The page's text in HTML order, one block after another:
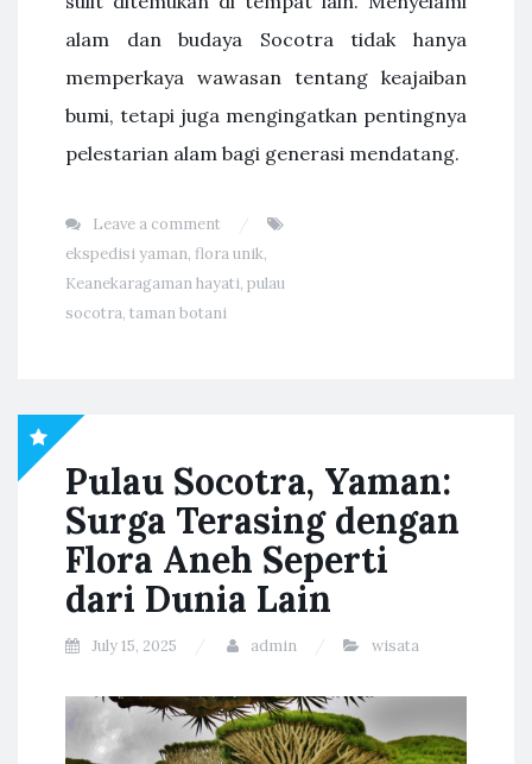
alam dan budaya Socotra tidak hanya
memperkaya wawasan tentang keajaiban
bumi, tetapi juga mengingatkan pentingnya
pelestarian alam bagi generasi mendatang.
Leave a comment
ekspedisi yaman, flora unik,
Keanekaragaman hayati, pulau
socotra, taman botani
Pulau Socotra, Yaman:
Surga Terasing dengan
Flora Aneh Seperti
dari Dunia Lain
July 15, 2025 admin wisata